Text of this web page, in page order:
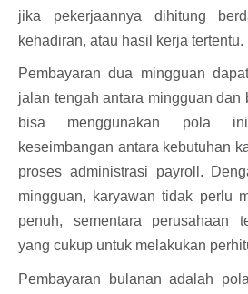
jika pekerjaannya dihitung
kehadiran, atau hasil kerja tertentu.
Pembayaran dua mingguan
jalan tengah antara mingguan dan
bisa menggunakan pola
keseimbangan antara kebutuhan
proses administrasi payroll.
mingguan, karyawan tidak perlu
penuh, sementara perusahaan
yang cukup untuk melakukan
Pembayaran bulanan adalah